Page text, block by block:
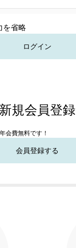
を省略
ログイン
新規会員登録
会費無料です！
会員登録する